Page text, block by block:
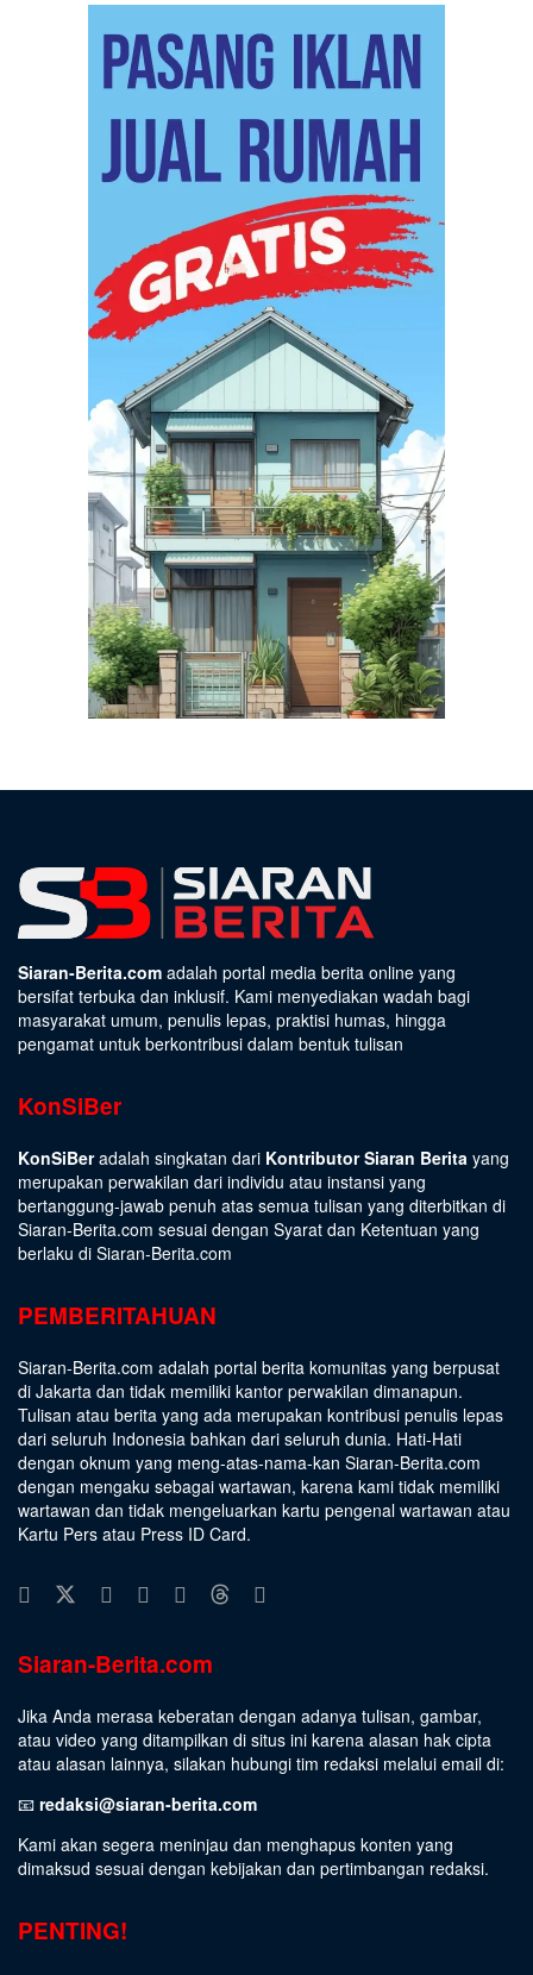
Siaran-Berita.com adalah portal media berita online yang
bersifat terbuka dan inklusif. Kami menyediakan wadah bagi
masyarakat umum, penulis lepas, praktisi humas, hingga
pengamat untuk berkontribusi dalam bentuk tulisan
KonSiBer
KonSiBeradalah singkatan dari Kontributor Siaran Berita yang
merupakan perwakilan dari individu atau instansi yang
bertanggung-jawab penuh atas semua tulisan yang diterbitkan di
Siaran-Berita.com sesuai dengan Syarat dan Ketentuan yang
berlaku di Siaran-Berita.com
PEMBERITAHUAN
Siaran-Berita.com adalah portal berita komunitas yang berpusat
di Jakarta dan tidak memiliki kantor perwakilan dimanapun.
Tulisan atau berita yang ada merupakan kontribusi penulis lepas
dari seluruh Indonesia bahkan dari seluruh dunia. Hati-Hati
dengan oknum yang meng-atas-nama-kan Siaran-Berita.com
dengan mengaku sebagai wartawan, karena kami tidak memiliki
wartawan dan tidak mengeluarkan kartu pengenal wartawan atau
Kartu Pers atau Press ID Card.
Siaran-Berita.com
Jika Anda merasa keberatan dengan adanya tulisan, gambar,
atau video yang ditampilkan di situs ini karena alasan hak cipta
atau alasan lainnya, silakan hubungi tim redaksi melalui email di:
📧 redaksi@siaran-berita.com
Kami akan segera meninjau dan menghapus konten yang
dimaksud sesuai dengan kebijakan dan pertimbangan redaksi.
PENTING!